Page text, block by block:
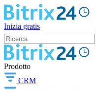
Inizia gratis
Prodotto
CRM